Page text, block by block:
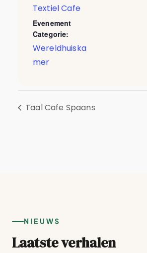
Textiel Cafe
Evenement
Categorie:
Wereldhuiska
mer
Taal Cafe Spaans
NIEUWS
Laatste verhalen